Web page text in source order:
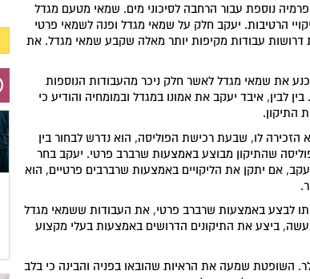
נוספת עבור הרחבה לסיכוני מים. שמאי מטעם מגדל
הרטיבות. יעקב חלק על שמאי מגדל ופנה לשמאי פרטי
דרושות עבודות מקיפות יותר מאלה שקבע שמאי מגדל. את
את שמאי מגדל לאשר חלק ניכר מהעבודות הנוספות
איבד יעקב את אמונו במגדל ובמומחיה והודיע כי
התיקון.
הזכירה לו, שבעת רכישת הפוליסה, הוא נדרש לבחור בין
שהתיקון מבוצע באמצעות שרברב פרטי. יעקב בחר
אם יתקן את הליקויים באמצעות שרברבים פרטיים, הוא
לבצע באמצעות שרברב פרטי, את העבודות ששמאי מגדל
ביצע את התיקונים הדרושים באמצעות בעלי מקצוע
השופטת שמעה את הראיות שהובאו בפניה והבינה כי בלב